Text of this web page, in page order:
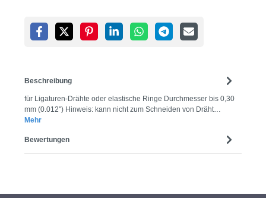
Beschreibung
für Ligaturen-Drähte oder elastische Ringe Durchmesser bis 0,30
mm (0.012") Hinweis: kann nicht zum Schneiden von Dräht…
Mehr
Bewertungen